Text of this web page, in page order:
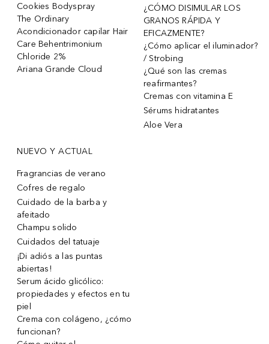
Cookies Bodyspray
The Ordinary
Acondicionador capilar Hair
Care Behentrimonium
Chloride 2%
Ariana Grande Cloud
¿CÓMO DISIMULAR LOS
GRANOS RÁPIDA Y
EFICAZMENTE?
¿Cómo aplicar el iluminador?
/ Strobing
¿Qué son las cremas
reafirmantes?
Cremas con vitamina E
Sérums hidratantes
Aloe Vera
NUEVO Y ACTUAL
Fragrancias de verano
Cofres de regalo
Cuidado de la barba y
afeitado
Champu solido
Cuidados del tatuaje
¡Di adiós a las puntas
abiertas!
Serum ácido glicólico:
propiedades y efectos en tu
piel
Crema con colágeno, ¿cómo
funcionan?